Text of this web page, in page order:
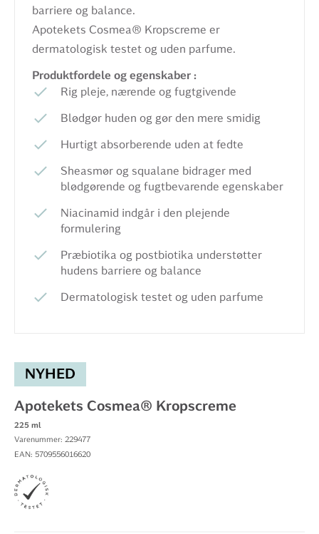
barriere og balance.
Apotekets Cosmea® Kropscreme er
dermatologisk testet og uden parfume.
Produktfordele og egenskaber :
Rig pleje, nærende og fugtgivende
Blødgør huden og gør den mere smidig
Hurtigt absorberende uden at fedte
Sheasmør og squalane bidrager med
blødgørende og fugtbevarende egenskaber
Niacinamid indgår i den plejende
formulering
Præbiotika og postbiotika understøtter
hudens barriere og balance
Dermatologisk testet og uden parfume
NYHED
Apotekets Cosmea® Kropscreme
225 ml
Varenummer: 229477
EAN: 5709556016620